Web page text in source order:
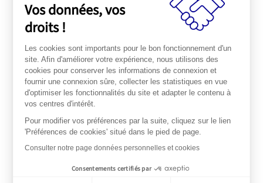
(63 %),
Services de soutien psychologique (56 %),
Bilans de santé et actions de dépistage (54
%),
Accompagnement des salariés atteints de
maladies chroniques (56 %).
et de prévoyance collectives, non seulement comme protection
Vos données, vos
droits !
Les cookies sont importants pour le bon fonctionnement d'un
site. Afin d'améliorer votre expérience, nous utilisons des
cookies pour conserver les informations de connexion et
fournir une connexion sûre, collecter les statistiques en vue
d'optimiser les fonctionnalités du site et adapter le contenu à
vos centres d'intérêt.
Pour modifier vos préférences par la suite, cliquez sur le lien
'Préférences de cookies' situé dans le pied de page.
Consulter notre page données personnelles et cookies
Consentements certifiés par